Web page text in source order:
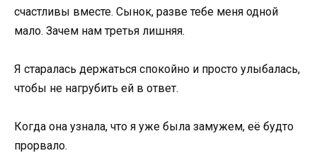
счастливы вместе. Сынок, разве тебе меня одной
мало. Зачем нам третья лишняя.
Я старалась держаться спокойно и просто улыбалась,
чтобы не нагрубить ей в ответ.
Когда она узнала, что я уже была замужем, её будто
прорвало.